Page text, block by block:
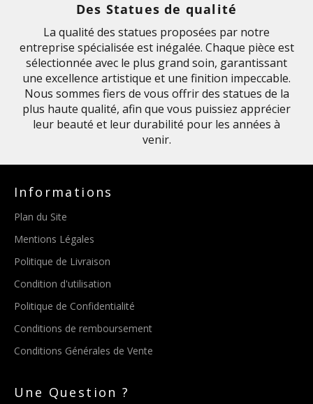
Des Statues de qualité
La qualité des statues proposées par notre
entreprise spécialisée est inégalée. Chaque pièce est
sélectionnée avec le plus grand soin, garantissant
une excellence artistique et une finition impeccable.
Nous sommes fiers de vous offrir des statues de la
plus haute qualité, afin que vous puissiez apprécier
leur beauté et leur durabilité pour les années à
venir.
Informations
Plan du Site
Mentions Légales
Politique de Livraison
Condition d'utilisation
Politique de Confidentialité
Conditions de remboursement
Conditions Générales de Vente
Une Question ?